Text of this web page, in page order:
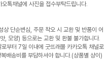
톡채널에 사진을 접수부탁드립니다.
단순변심, 주문 착오 시 교환 및 반품이 어
, 모양) 등으로는 교환 및 환불 불가합니다.
부터 7일 이내에 굿뜨래몰 카카오톡 채널로
배송비를 부담하셔야 합니다.(상품별 상이)